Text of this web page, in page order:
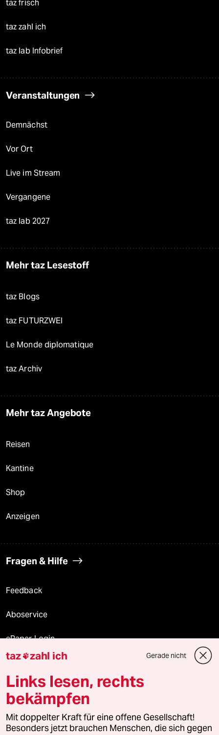
taz frisch
taz zahl ich
taz lab Infobrief
Veranstaltungen
Demnächst
Vor Ort
Live im Stream
Vergangene
taz lab 2027
Mehr taz Lesestoff
taz Blogs
taz FUTURZWEI
Le Monde diplomatique
taz Archiv
Mehr taz Angebote
Reisen
Kantine
Shop
Anzeigen
Fragen & Hilfe
Feedback
Aboservice
ePaper Login
Downloads für Abonnierende
© 2026 taz Verlags und Vertriebs GmbH
Alle Rechte vorbehalten. Bei rechtlichen Fragen oder für Genehmigungen
wenden Sie sich bitte an
lizenzen@taz.de
taz zahl ich Gerade nicht
Links lesen, rechts
bekämpfen
Mit doppelter Kraft für eine offene Gesellschaft!
Besonders jetzt brauchen Menschen, die sich gegen